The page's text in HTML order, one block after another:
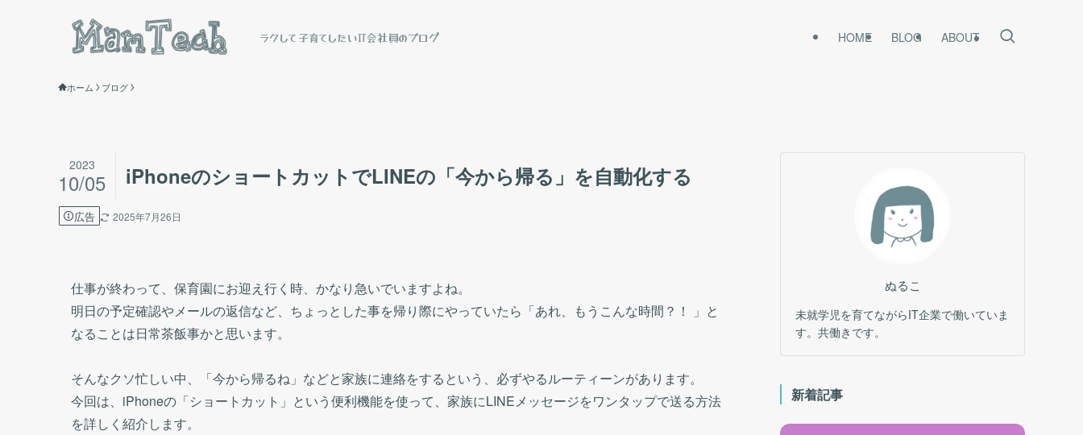
ラクして子育てしたいIT会社員のブログ HOME BLOG ABOUT
ホーム ブログ
iPhoneのショートカットでLINEの「今から帰る」を自動化する
2023
10/05
広告 2025年7月26日
仕事が終わって、保育園にお迎え行く時、かなり急いでいますよね。
明日の予定確認やメールの返信など、ちょっとした事を帰り際にやっていたら「あれ、もうこんな時間？！ 」と
なることは日常茶飯事かと思います。
そんなクソ忙しい中、「今から帰るね」などと家族に連絡をするという、必ずやるルーティーンがあります。
今回は、iPhoneの「ショートカット」という便利機能を使って、家族にLINEメッセージをワンタップで送る方法
を詳しく紹介します。
ぬるこ
未就学児を育てながらIT企業で働いていま
す。共働きです。
新着記事